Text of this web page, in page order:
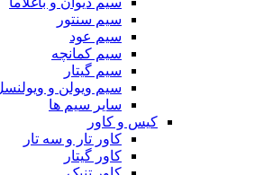
سیم سنتور
سیم عود
سیم کمانچه
سیم گیتار
سیم ویولن و
سایر سیم ها
کیس و کاور
کاور تار و سه تار
کاور گیتار